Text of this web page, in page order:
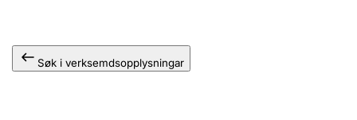
Søk i verksemdsopplysningar